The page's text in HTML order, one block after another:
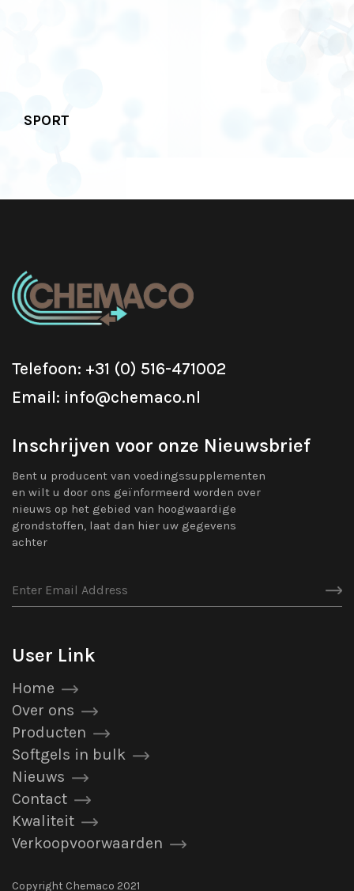
SPORT
Telefoon: +31 (0) 516-471002
Email: info@chemaco.nl
Inschrijven voor onze Nieuwsbrief
Bent u producent van voedingssupplementen
en wilt u door ons geïnformeerd worden over
nieuws op het gebied van hoogwaardige
grondstoffen, laat dan hier uw gegevens
achter
User Link
Home
Over ons
Producten
Softgels in bulk
Nieuws
Contact
Kwaliteit
Verkoopvoorwaarden
Copyright Chemaco 2021